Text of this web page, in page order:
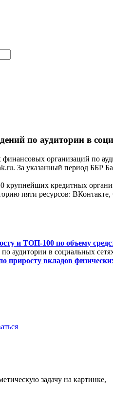
по аудитории в
организаций по
За указанный период ББР
кредитных
пяти ресурсов:
и ТОП-100 по объему
аудитории в социальных
вкладов
задачу на картинке,